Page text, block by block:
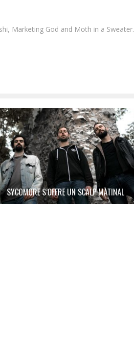
Marketing God and Moth in a Sweater.
SYCOMORE S’OFFRE UN SCALP MATINAL